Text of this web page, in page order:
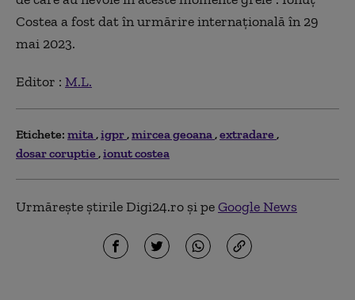
Costea a fost dat în urmărire internaţională în 29
mai 2023.
Editor : M.L.
Etichete: mita igpr mircea geoana extradare
dosar coruptie ionut costea
Urmărește știrile Digi24.ro și peGoogle News